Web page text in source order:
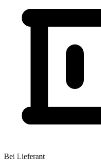
Bei Lieferant